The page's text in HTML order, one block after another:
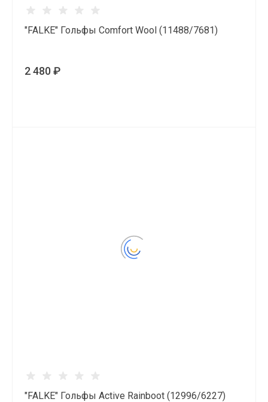
"FALKE" Гольфы Comfort Wool (11488/7681)
2 480 ₽
"FALKE" Гольфы Active Rainboot (12996/6227)